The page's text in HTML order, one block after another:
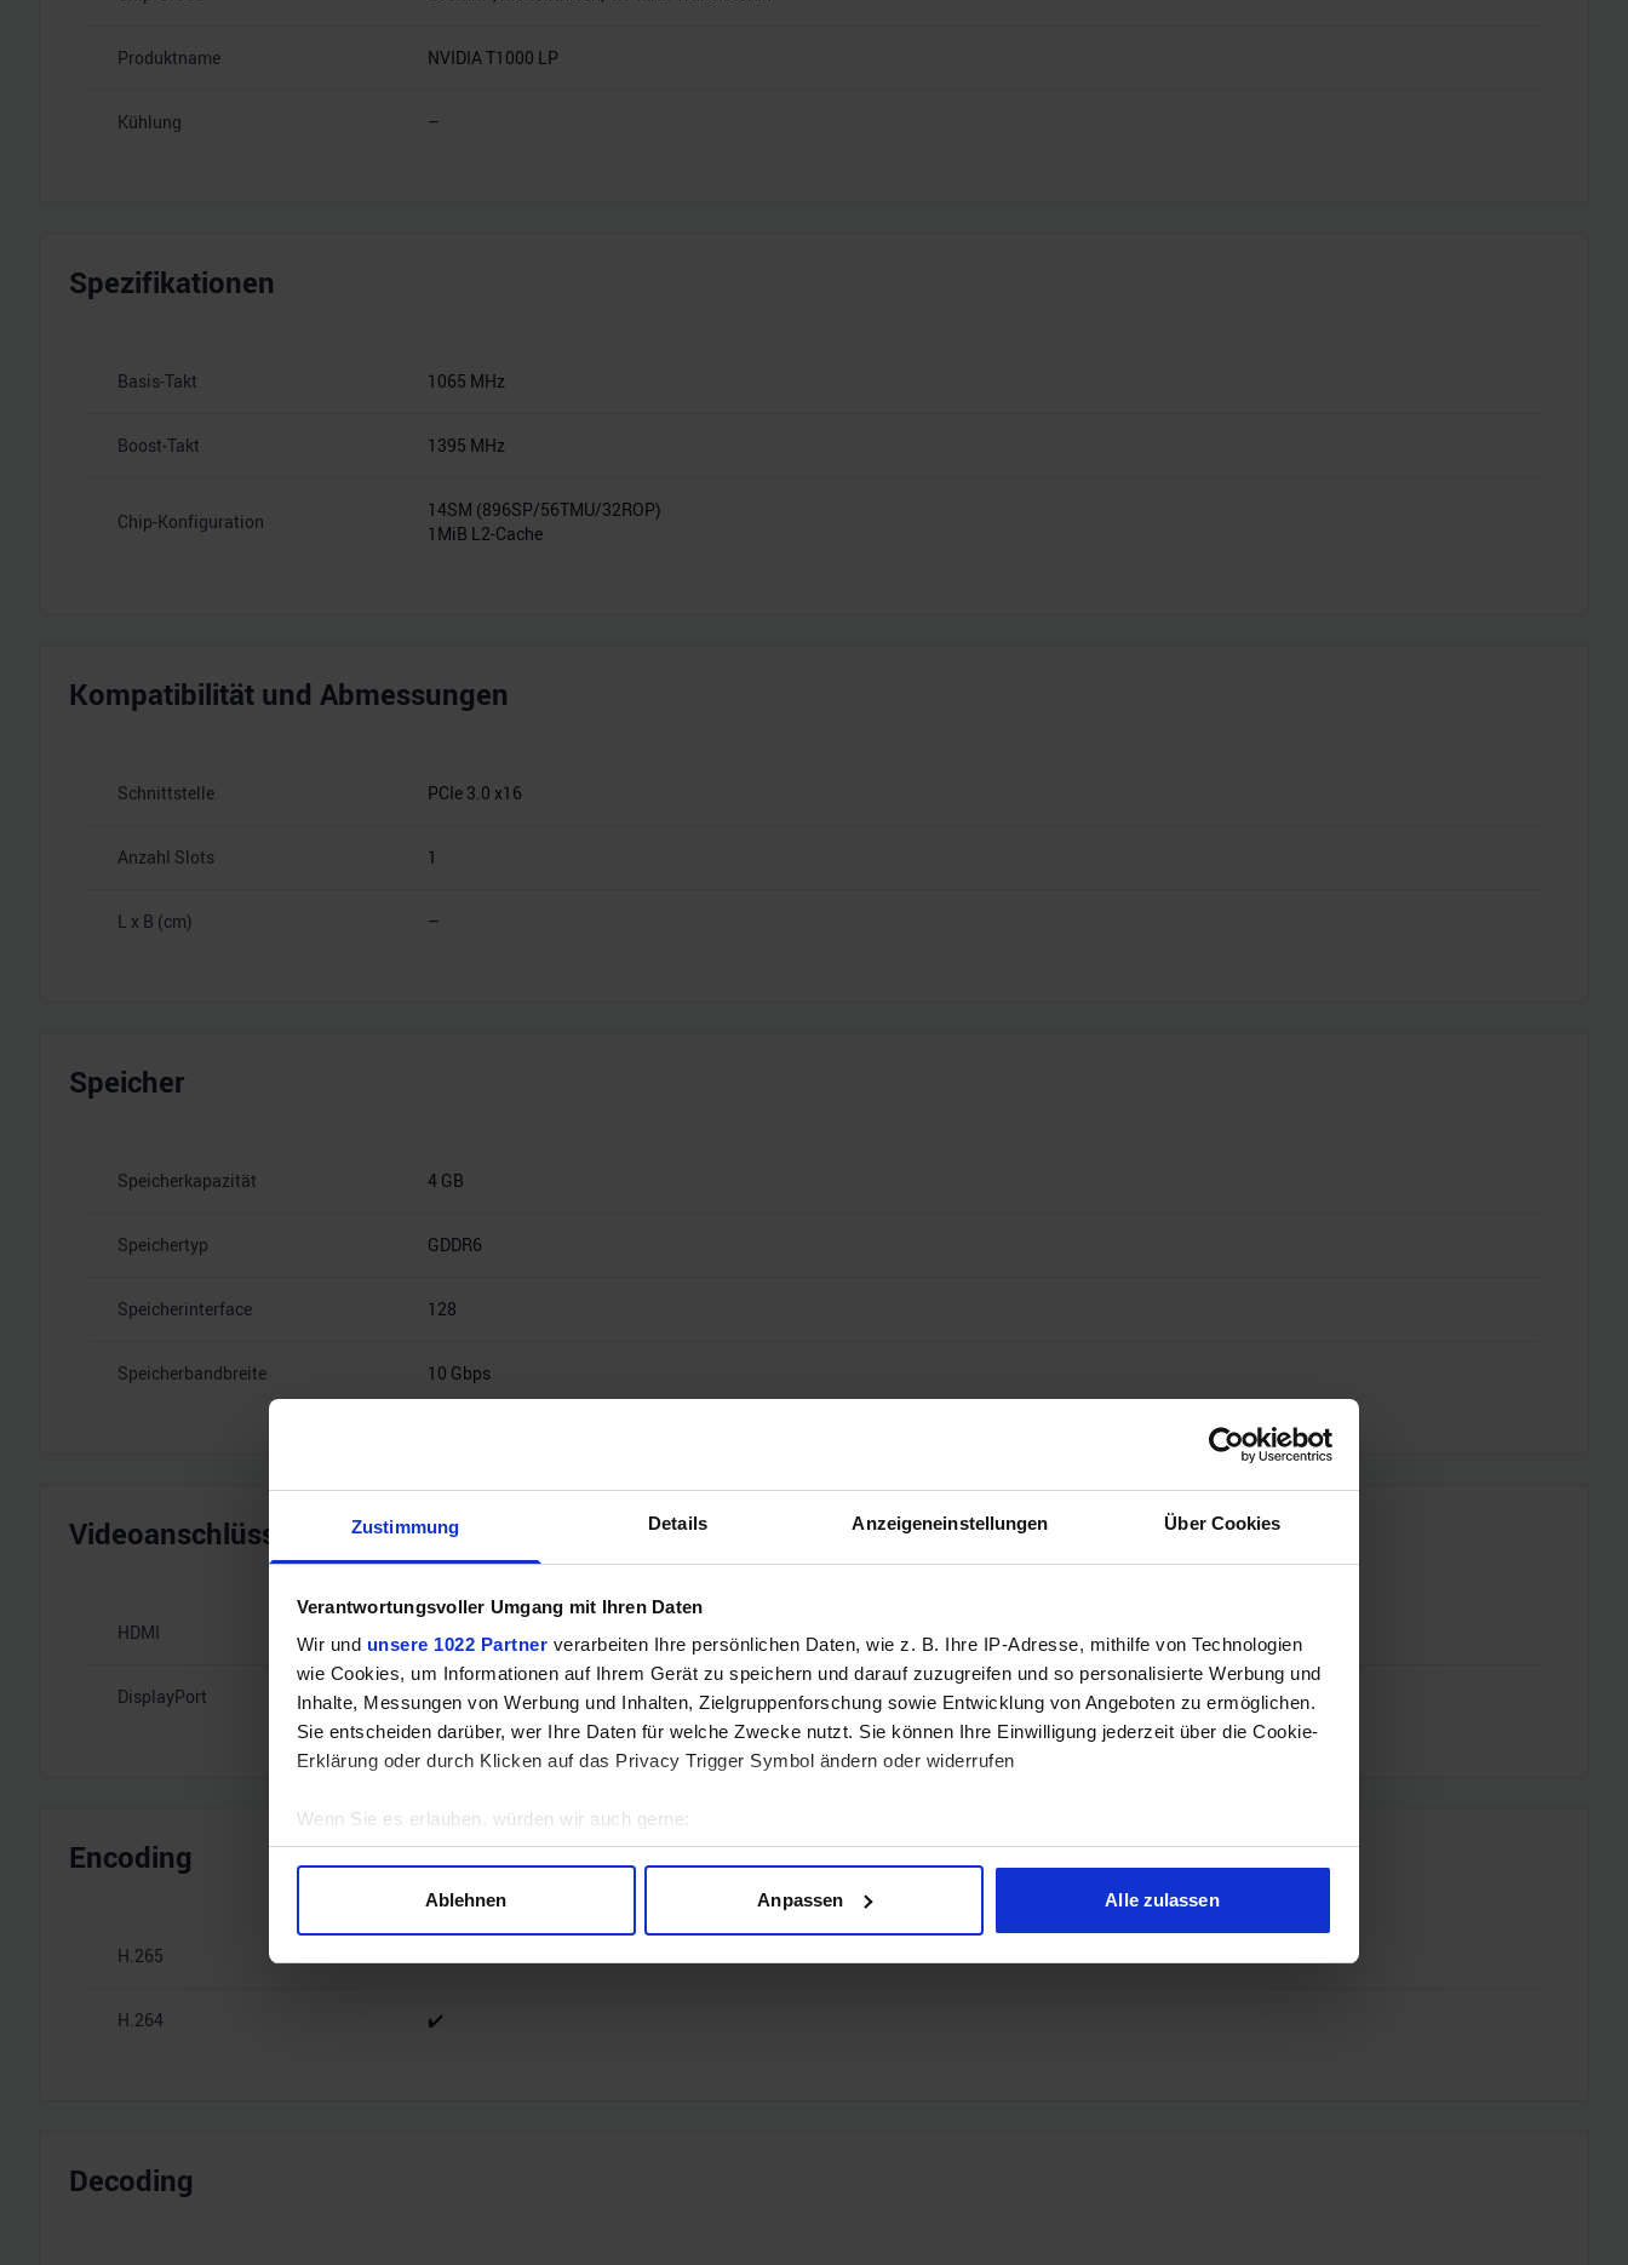
Zustimmung Details Anzeigeneinstellungen Über Cookies
Verantwortungsvoller Umgang mit Ihren Daten
Wir und unsere 1022 Partner verarbeiten Ihre persönlichen Daten, wie z. B. Ihre IP-Adresse, mithilfe von Technologien
wie Cookies, um Informationen auf Ihrem Gerät zu speichern und darauf zuzugreifen und so personalisierte Werbung und
Inhalte, Messungen von Werbung und Inhalten, Zielgruppenforschung sowie Entwicklung von Angeboten zu ermöglichen.
Sie entscheiden darüber, wer Ihre Daten für welche Zwecke nutzt. Sie können Ihre Einwilligung jederzeit über die Cookie-
Erklärung oder durch Klicken auf das Privacy Trigger Symbol ändern oder widerrufen
Wenn Sie es erlauben, würden wir auch gerne:
Informationen über Ihre geografische Lage erfassen, welche bis auf einige Meter genau sein können
Erfahren Sie mehr darüber, wie Ihre persönlichen Daten verarbeitet werden, und legen Sie Ihre Präferenzen im
und die Zugriffe auf unsere Website zu analysieren. Außerdem geben wir Informationen zu Ihrer Verwendung unserer
Ablehnen Anpassen Alle zulassen
Produktname NVIDIA T1000 LP
Kühlung –
Spezifikationen
Basis-Takt 1065 MHz
Boost-Takt 1395 MHz
Chip-Konfiguration
14SM (896SP/56TMU/32ROP)
1MiB L2-Cache
Kompatibilität und Abmessungen
Schnittstelle PCIe 3.0 x16
Anzahl Slots 1
L x B (cm) –
Speicher
Speicherkapazität 4 GB
Speichertyp GDDR6
Speicherinterface 128
Speicherbandbreite 10 Gbps
Videoanschlüsse
HDMI –
DisplayPort 4x Mini DisplayPort 1.4a
Encoding
H.265
H.264 ✔️
Decoding